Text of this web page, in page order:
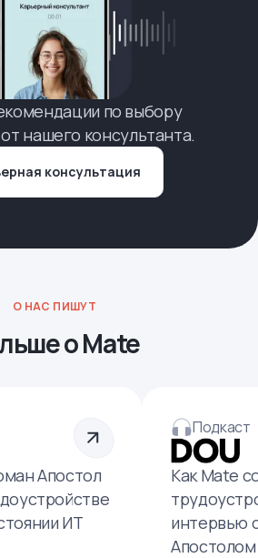
по выбору
нашего консультанта.
консультация
О НАС ПИШУТ
о Mate
Апостол
ИТ
Подкаст
Как Mate
интервью
Апостолом